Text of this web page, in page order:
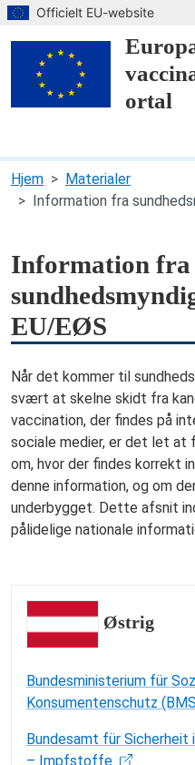
Officielt EU-website
ortal
Main Navigation
Hjem
Materialer
Information fra
Information fra
EU/EØS
Når det kommer til
svært at skelne skidt fra
vaccination, der findes på
sociale medier, er det let at
om, hvor der findes korrekt
denne information, og om
underbygget. Dette afsnit
pålidelige nationale
Østrig
Bundesministerium für
Konsumentenschutz
Bundesamt für Sicherheit
– Impfstoffe